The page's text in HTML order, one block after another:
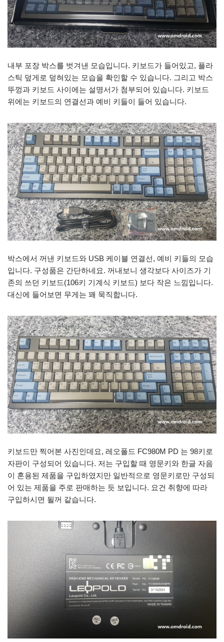
내부 포장 박스를 벗겨낸 모습입니다. 키보드가 들어있고, 플라
스틱 덮게로 덮혀있는 모습을 확인할 수 있습니다. 그리고 박스
뚜껑과 키보드 사이에는 설명서가 첨부되어 있습니다. 키보드
위에는 키보드의 연결선과 예비 키들이 들어 있습니다.
박스에서 꺼낸 키보드와 USB 케이블 연결선, 예비 키들의 모습
입니다. 구성품은 간단하네요. 꺼내보니 생각보다 사이즈가 기
존의 쓰던 키보드(106키 기계식 키보드) 보다 작은 느낌입니다.
대신에 들어보면 무게는 꽤 묵직합니다.
키보드만 찍어본 사진인데요, 레오폴드 FC980M PD 는 98키로
자판이 구성되어 있습니다. 저는 구입할 때 영문키와 한글 자음
이 혼용된 제품을 구입하였지만 일반적으로 영문키로만 구성되
어 있는 제품을 주로 판매하는 듯 보입니다. 요건 취향에 따라
구입하시면 될꺼 같습니다.